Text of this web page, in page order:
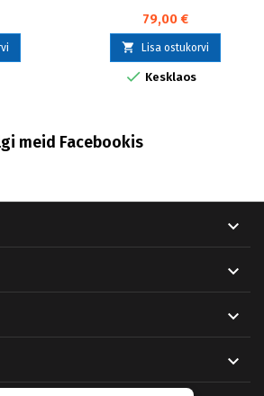
79,00 €
 Lisa ostukorvi
 Kesklaos
meid Facebookis



